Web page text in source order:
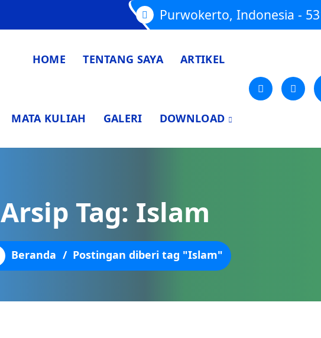
Purwokerto, Indonesia -
HOME TENTANG SAYA ARTIKEL
MATA KULIAH GALERI DOWNLOAD
Arsip Tag: Islam
Beranda / Postingan diberi tag "Islam"